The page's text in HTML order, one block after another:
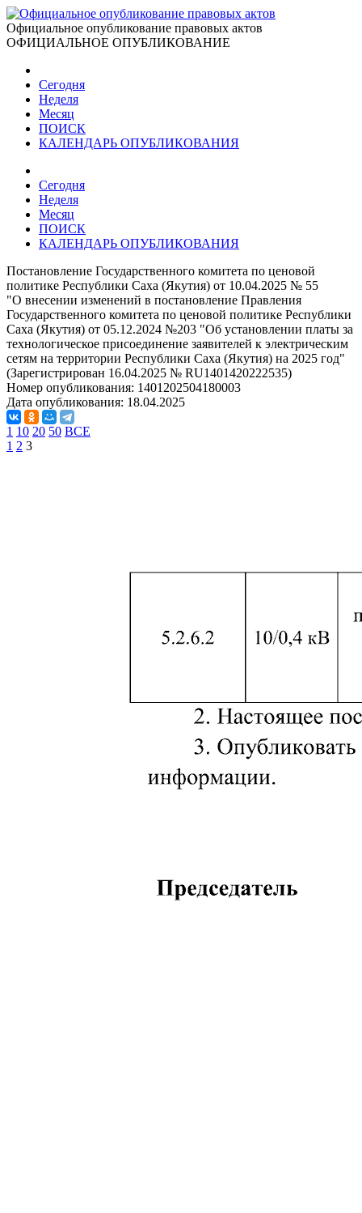
Официальное опубликование правовых актов
ОФИЦИАЛЬНОЕ ОПУБЛИКОВАНИЕ
Сегодня
Неделя
Месяц
ПОИСК
КАЛЕНДАРЬ ОПУБЛИКОВАНИЯ
Сегодня
Неделя
Месяц
ПОИСК
КАЛЕНДАРЬ ОПУБЛИКОВАНИЯ
Постановление Государственного комитета по ценовой
политике Республики Саха (Якутия) от 10.04.2025 № 55
"О внесении изменений в постановление Правления
Государственного комитета по ценовой политике Республики
Саха (Якутия) от 05.12.2024 №203 "Об установлении платы за
технологическое присоединение заявителей к электрическим
сетям на территории Республики Саха (Якутия) на 2025 год"
(Зарегистрирован 16.04.2025 № RU1401420222535)
Номер опубликования: 1401202504180003
Дата опубликования: 18.04.2025
1 10 20 50 ВСЕ
1 2 3